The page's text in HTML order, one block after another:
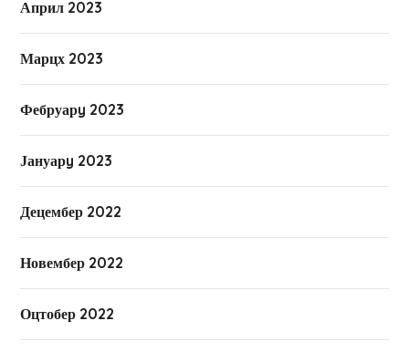
Април 2023
Марцх 2023
Фебруарy 2023
Јануарy 2023
Децембер 2022
Новембер 2022
Оцтобер 2022